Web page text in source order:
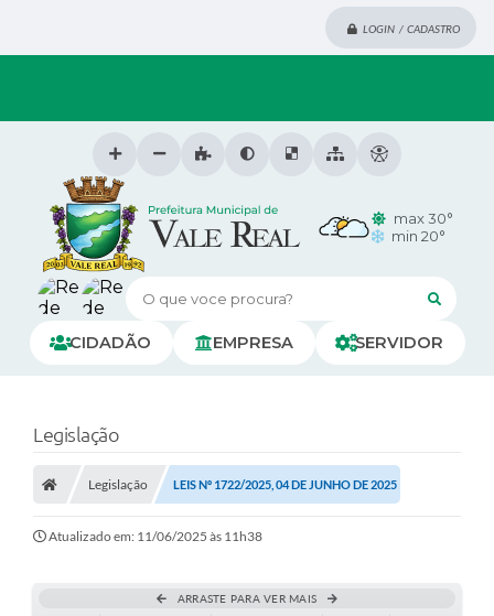
LOGIN / CADASTRO
O que voce procura?
CIDADÃO EMPRESA SERVIDOR
max 30°
min 20°
Legislação
Legislação LEIS Nº 1722/2025, 04 DE JUNHO DE 2025
Atualizado em: 11/06/2025 às 11h38
ARRASTE PARA VER MAIS